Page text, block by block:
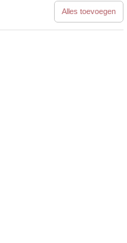
Alles toevoegen